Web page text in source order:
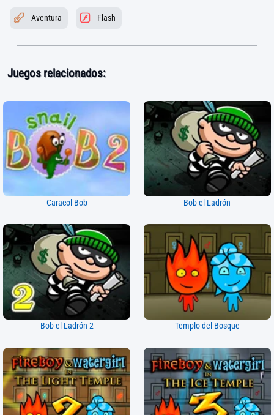
Aventura Flash
Juegos relacionados:
Caracol Bob Bob el Ladrón
Bob el Ladrón 2 Templo del Bosque